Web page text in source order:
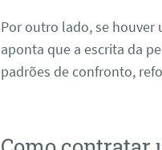
Por outro lado, se houver
aponta que a escrita da
padrões de confronto,